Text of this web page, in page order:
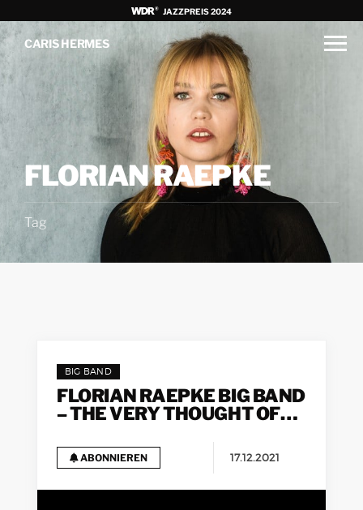
JAZZPREIS 2024
CARIS HERMES
FLORIAN RAEPKE
Tag
BIG BAND
FLORIAN RAEPKE BIG BAND
– THE VERY THOUGHT OF
ABONNIEREN 17.12.2021